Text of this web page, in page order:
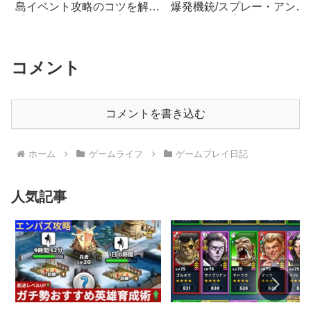
島イベント攻略のコツを解説
爆発機銃/スプレー・アン
コメント
コメントを書き込む
ホーム ゲームライフ ゲームプレイ日記
人気記事